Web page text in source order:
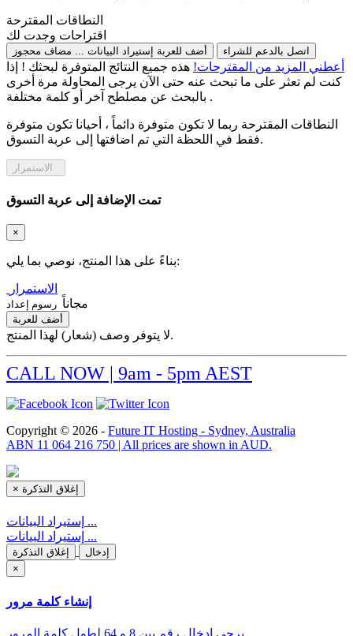
النطاقات المقترحة
اقتراحات وجدت لك
أضف للعربة إستيراد البيانات ... مضاف محجوز اتصل بالدعم للشراء
أعطني المزيد من المقترحات! هذه جميع النتائج المتوفرة لبحثك ! إذا
كنت لم تعثر على ما تبحث عنه حتى الآن يرجى المحاولة مرة أخرى
بالبحث عن مصلطح آخر أو كلمة مختلفة .
النطاقات المقترحة ربما لا تكون متوفرة دائماً ، أحيانا تكون متوفرة
فقط في اللحظة التي تم اضافتها إلى عربة التسوق.
تمت الإضافة إلى عربة التسوق
×
بناءً على هذا المنتج، نوصي بما يلي:
الاستمرار
مجاناً رسوم إعداد
أضف للعربة
لا يتوفر وصف (شعار) لهذا المنتج.
CALL NOW | 9am - 5pm AEST
Copyright © 2026 - Future IT Hosting - Sydney, Australia
ABN 11 064 216 750 | All prices are shown in AUD.
× إغلاق التذكرة
إستيراد البيانات ...
إستيراد البيانات ...
إغلاق التذكرة
إدخال
×
إنشاء كلمة مرور
يرجى إدخال رقم بين 8 و 64 لطول كلمة المرور